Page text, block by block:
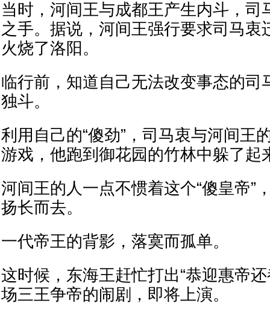
当时，河间王与成都王产生内斗，司
之手。据说，河间王强行要求司马衷
火烧了洛阳。
临行前，知道自己无法改变事态的司
独斗。
利用自己的“傻劲”，司马衷与河间王
游戏，他跑到御花园的竹林中躲了起
河间王的人一点不惯着这个“傻皇帝”
扬长而去。
一代帝王的背影，落寞而孤单。
这时候，东海王赶忙打出“恭迎惠帝
场三王争帝的闹剧，即将上演。